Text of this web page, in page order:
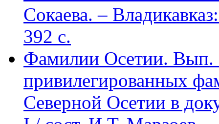
Сокаева. –
392 c.
Фамилии Осетии. Вып.
привилегированных
Северной Осетии в